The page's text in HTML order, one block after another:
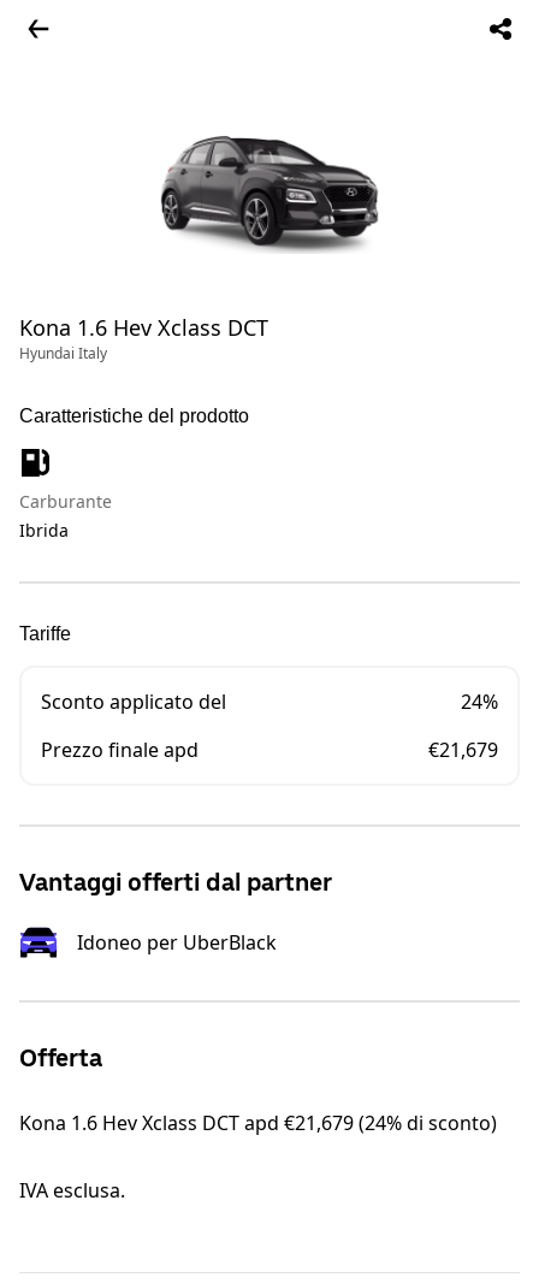
Kona 1.6 Hev Xclass DCT
Hyundai Italy
Caratteristiche del prodotto
Carburante
Ibrida
Tariffe
Sconto applicato del
24%
Prezzo finale apd
€21,679
Vantaggi offerti dal partner
Idoneo per UberBlack
Offerta
Kona 1.6 Hev Xclass DCT apd €21,679 (24% di sconto)
IVA esclusa.